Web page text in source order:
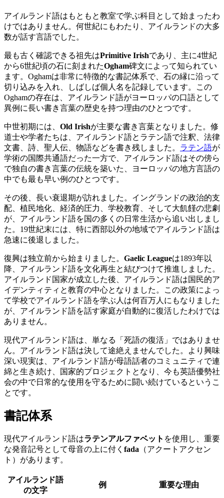
アイルランド語はもともと教室で学ぶ科目として始まったわ
けではありません。何世紀にもわたり、アイルランドの大多
数が話す言語でした。
最も古く確認できる祖先はPrimitive Irishであり、主に4世紀
から6世紀頃の石に刻まれたOgham碑文によって知られてい
ます。Oghamは非常に特徴的な書記体系で、石の縁に沿って
切り込みを入れ、しばしば個人名を記録しています。この
Oghamの存在は、アイルランド語がヨーロッパの口語として
異例に長い書き言葉の歴史を持つ理由のひとつです。
中世初期には、 Old Irishが主要な書き言葉となりました。修
道士や学者たちは、アイルランド語とラテン語で注釈、法律
文書、詩、聖人伝、物語などを書き残しました。 ラテン語が
学術の国際共通語だった一方で、アイルランド語はその傍ら
で独自の書き言葉の伝統を築いた、ヨーロッパの地方言語の
中でも最も早い例のひとつです。
その後、長い衰退期が訪れました。イングランドの政治的支
配、植民地化、経済的圧力、学校教育、そして大飢饉の悲劇
が、アイルランド語を国の多くの日常生活から追い出しまし
た。19世紀末には、特に西部以外の地域でアイルランド語は
急速に後退しました。
復興は独立前から始まりました。 Gaelic Leagueは1893年以
降、アイルランド語を文化再生と結びつけて推進しました。
アイルランド国家が成立した後、アイルランド語は国民的ア
イデンティティと教育の中心となりました。この政策によっ
て学校でアイルランド語を学ぶ人は何百万人にもなりました
が、アイルランド語を話す家庭が自動的に復活したわけでは
ありません。
現代アイルランド語は、単なる「死語の復活」ではありませ
ん。アイルランド語は決して途絶えませんでした。より興味
深い現実は、アイルランド語が母語話者のコミュニティで連
綿と生き続け、国家的プロジェクトとなり、今も英語優勢社
会の中で日常的な使用を守るために闘い続けているというこ
とです。
書記体系
現代アイルランド語はラテンアルファベット を使用し、重要
な発音記号として母音の上に付く fada （アクートアクセン
ト）があります。
アイルランド語
の文字
例 重要な理由